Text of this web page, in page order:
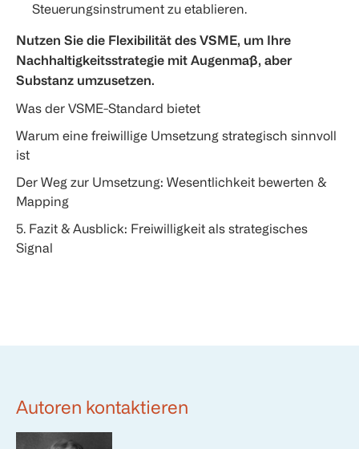
Steuerungsinstrument zu etablieren.
Nutzen Sie die Flexibilität des VSME, um Ihre
Nachhaltigkeitsstrategie mit Augenmaß, aber
Substanz umzusetzen.
Was der VSME-Standard bietet
Warum eine freiwillige Umsetzung strategisch sinnvoll
ist
Der Weg zur Umsetzung: Wesentlichkeit bewerten &
Mapping
5. Fazit & Ausblick: Freiwilligkeit als strategisches
Signal
Autoren kontaktieren